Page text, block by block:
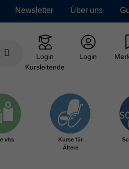
Newsletter Über uns
Login
Kursleitende
Login
vhs
Kurse für
Ältere